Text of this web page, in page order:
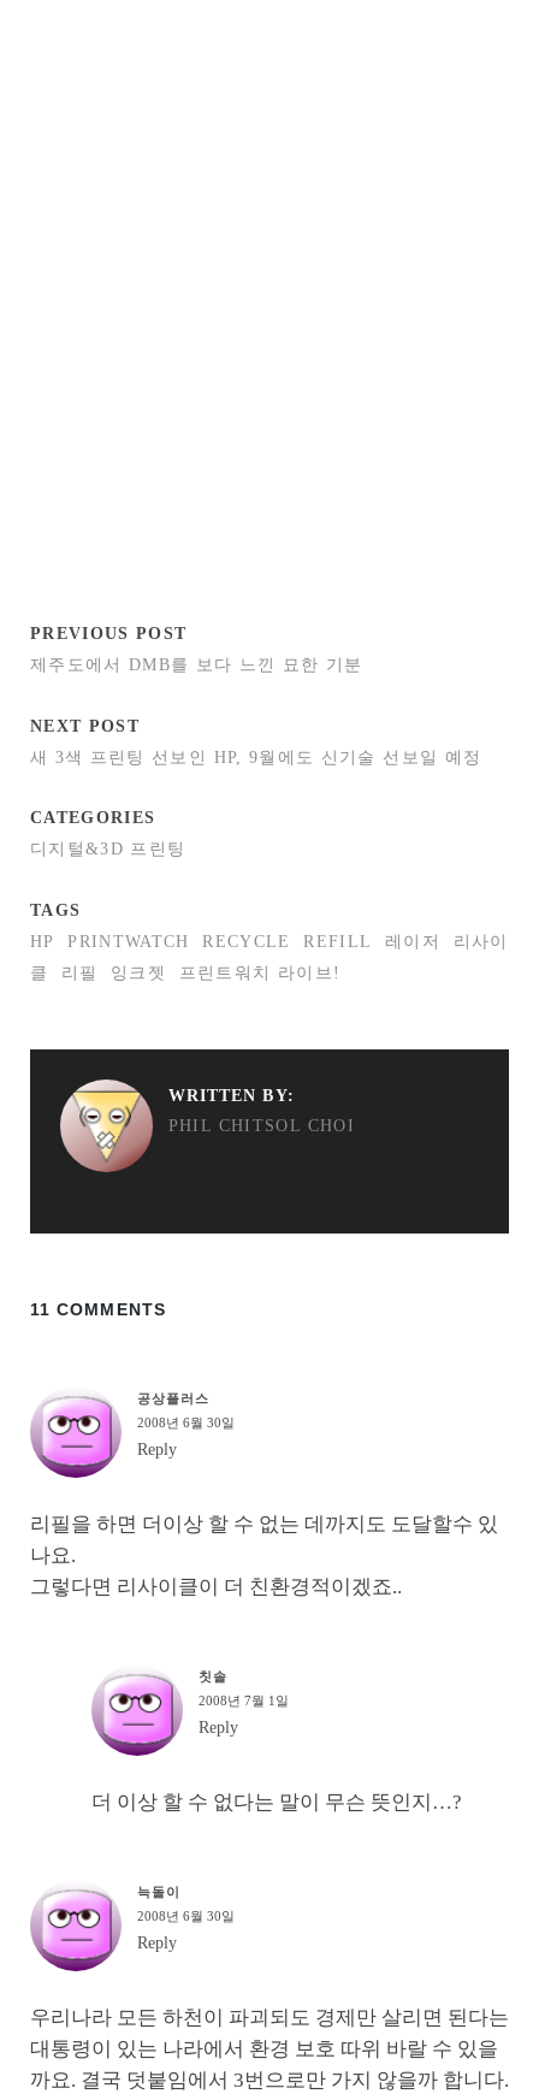
PREVIOUS POST
제주도에서 DMB를 보다 느낀 묘한 기분
NEXT POST
새 3색 프린팅 선보인 HP, 9월에도 신기술 선보일 예정
CATEGORIES
디지털&3D 프린팅
TAGS
HP
PRINTWATCH RECYCLE REFILL 레이저
리사이
클
리필 잉크젯 프린트워치 라이브!
WRITTEN BY:
PHIL CHITSOL CHOI
11 COMMENTS
공상플러스
2008년 6월 30일
Reply
리필을 하면 더이상 할 수 없는 데까지도 도달할수 있
나요.
그렇다면 리사이클이 더 친환경적이겠죠..
칫솔
2008년 7월 1일
Reply
더 이상 할 수 없다는 말이 무슨 뜻인지…?
늑돌이
2008년 6월 30일
Reply
우리나라 모든 하천이 파괴되도 경제만 살리면 된다는
대통령이 있는 나라에서 환경 보호 따위 바랄 수 있을
까요. 결국 덧붙임에서 3번으로만 가지 않을까 합니다.